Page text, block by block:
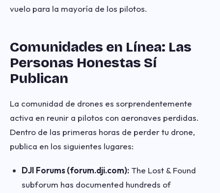
vuelo para la mayoría de los pilotos.
Comunidades en Línea: Las
Personas Honestas Sí
Publican
La comunidad de drones es sorprendentemente
activa en reunir a pilotos con aeronaves perdidas.
Dentro de las primeras horas de perder tu drone,
publica en los siguientes lugares:
DJI Forums (forum.dji.com): The Lost & Found
subforum has documented hundreds of